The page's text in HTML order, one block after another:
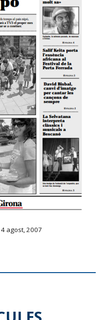
agost, 2007